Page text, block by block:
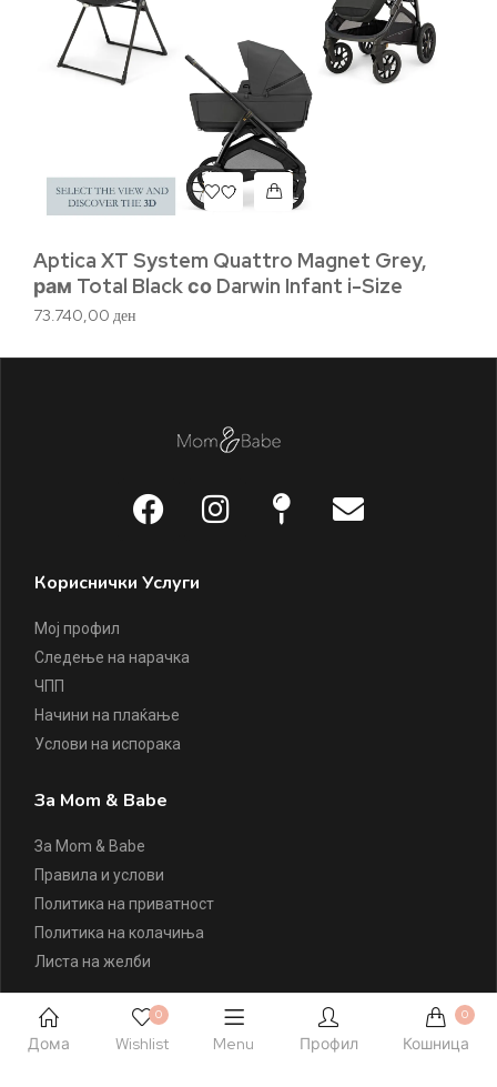
Aptica XT System Quattro Magnet Grey,
рам Total Black со Darwin Infant i-Size
73.740,00 ден
Кориснички Услуги
Мој профил
Следење на нарачка
ЧПП
Начини на плаќање
Услови на испорака
За Mom & Babe
За Mom & Babe
Правила и услови
Политика на приватност
Политика на колачиња
Листа на желби
Контактирајте Нè
Дома
0
Wishlist Menu Профил
0
Кошница